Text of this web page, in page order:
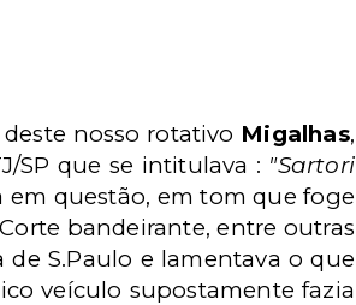
nosso rotativo Migalhas,
SP que se intitulava : "Sartori
questão, em tom que foge
bandeirante, entre outras
S.Paulo e lamentava o que
veículo supostamente fazia